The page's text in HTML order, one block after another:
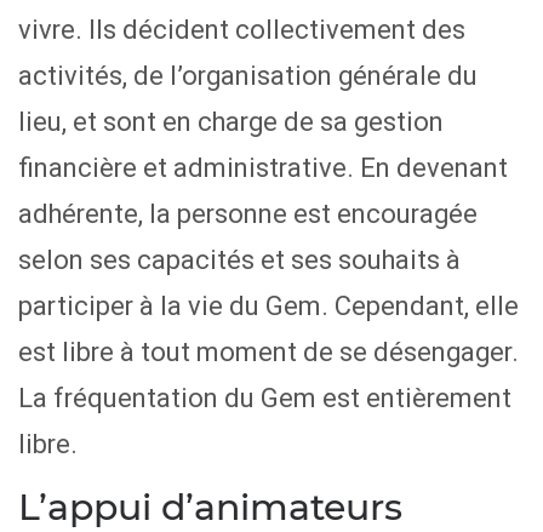
vivre. Ils décident collectivement des
activités, de l’organisation générale du
lieu, et sont en charge de sa gestion
financière et administrative. En devenant
adhérente, la personne est encouragée
selon ses capacités et ses souhaits à
participer à la vie du Gem. Cependant, elle
est libre à tout moment de se désengager.
La fréquentation du Gem est entièrement
libre.
L’appui d’animateurs